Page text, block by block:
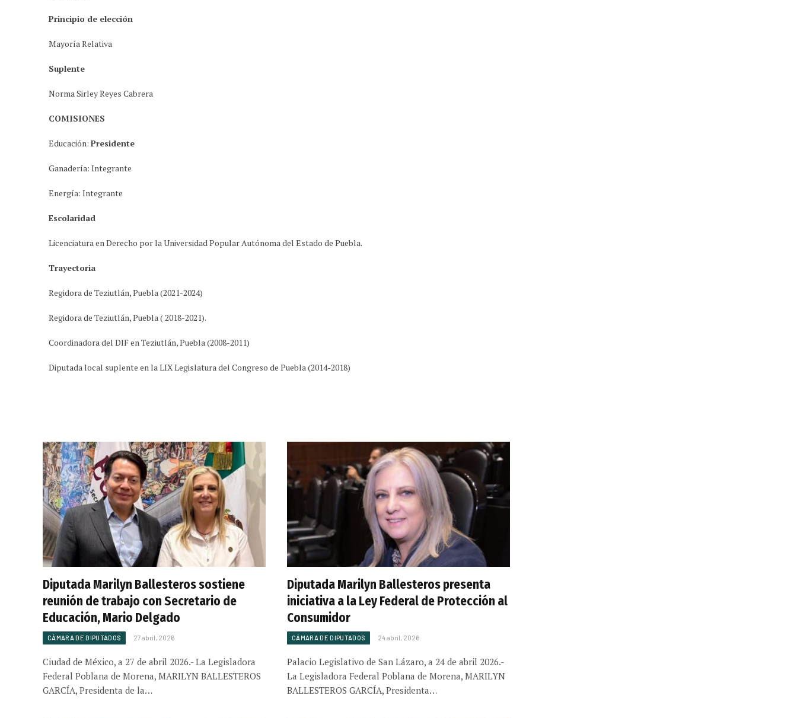
Principio de elección
Mayoría Relativa
Suplente
Norma Sirley Reyes Cabrera
COMISIONES
Educación: Presidente
Ganadería: Integrante
Energía: Integrante
Escolaridad
Licenciatura en Derecho por la Universidad Popular Autónoma del Estado de Puebla.
Trayectoria
Regidora de Teziutlán, Puebla (2021-2024)
Regidora de Teziutlán, Puebla ( 2018-2021).
Coordinadora del DIF en Teziutlán, Puebla (2008-2011)
Diputada local suplente en la LIX Legislatura del Congreso de Puebla (2014-2018)
Diputada Marilyn Ballesteros sostiene
reunión de trabajo con Secretario de
Educación, Mario Delgado
CÁMARA DE DIPUTADOS 27 abril, 2026
Ciudad de México, a 27 de abril 2026.- La Legisladora
Federal Poblana de Morena, MARILYN BALLESTEROS
GARCÍA, Presidenta de la…
Diputada Marilyn Ballesteros presenta
iniciativa a la Ley Federal de Protección al
Consumidor
CÁMARA DE DIPUTADOS 24 abril, 2026
Palacio Legislativo de San Lázaro, a 24 de abril 2026.-
La Legisladora Federal Poblana de Morena, MARILYN
BALLESTEROS GARCÍA, Presidenta…